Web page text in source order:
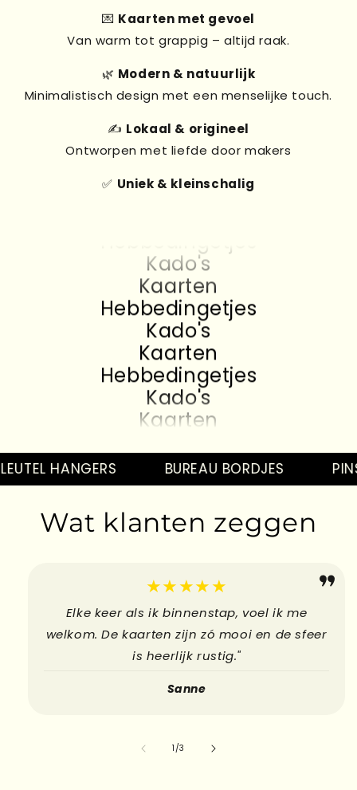
💌 Kaarten met gevoel
Van warm tot grappig – altijd raak.
🌿 Modern & natuurlijk
Minimalistisch design met een menselijke touch.
✍️ Lokaal & origineel
Ontworpen met liefde door makers
✅ Uniek & kleinschalig
Kado's
Kado's
Kaarten
Hebbedingetjes
Kado's
Kaarten
Hebbedingetjes
Kado's
Kaarten
Kado's
Kaarten
Hebbedingetjes
Kado's
HANGERS BUREAU BORDJES PINS
Wat klanten zeggen
★★★★★
Elke keer als ik binnenstap, voel ik me
welkom. De kaarten zijn zó mooi en de sfeer
is heerlijk rustig."
Sanne
1/su
3